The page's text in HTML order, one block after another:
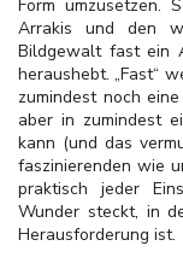
Form umzusetzen.
Arrakis und den
Bildgewalt fast ein
heraushebt. „Fast“
zumindest noch
aber in zumindest
kann (und das
faszinierenden wie
praktisch jeder
Wunder steckt, in
Herausforderung ist.